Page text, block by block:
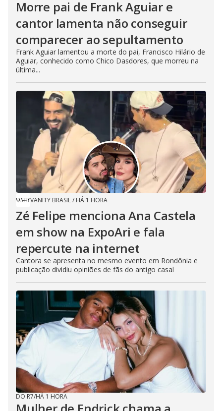
Morre pai de Frank Aguiar e
cantor lamenta não conseguir
comparecer ao sepultamento
Frank Aguiar lamentou a morte do pai, Francisco Hilário de
Aguiar, conhecido como Chico Dasdores, que morreu na
última...
VANITY BRASIL/ HÁ 1 HORA
Zé Felipe menciona Ana Castela
em show na ExpoAri e fala
repercute na internet
Cantora se apresenta no mesmo evento em Rondônia e
publicação dividiu opiniões de fãs do antigo casal
DO R7/HÁ 1 HORA